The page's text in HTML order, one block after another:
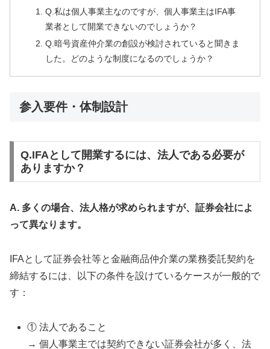
Q.私は個人事業主なのですが、個人事業主はIFA事
業者として開業できないのでしょうか？
Q.暗号資産仲介業の創設が検討されていると聞きま
した。どのような制度になるのでしょうか？
参入要件・体制設計
Q.IFAとして開業するには、法人である必要が
ありますか？
A. 多くの場合、法人格が求められますが、証券会社によ
って異なります。
IFAとして証券会社等と金融商品仲介業の業務委託契約を
締結するには、以下の条件を設けているケースが一般的で
す：
① 法人であること
→ 個人事業主では契約できない証券会社が多く、法